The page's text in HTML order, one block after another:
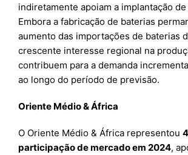
indiretamente apoiam a implantação
Embora a fabricação de baterias
aumento das importações de baterias
crescente interesse regional na
contribuem para a demanda
ao longo do período de previsão.
Oriente Médio & África
O Oriente Médio & África representou
participação de mercado em 2024,